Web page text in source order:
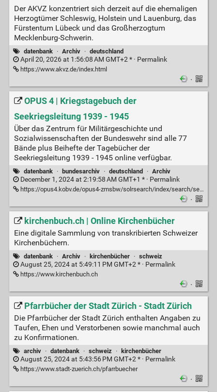
Der AKVZ konzentriert sich derzeit auf die ehemaligen
Herzogtümer Schleswig, Holstein und Lauenburg, das
Fürstentum Lübeck und das Großherzogtum
Mecklenburg-Schwerin.
datenbank · Archiv · deutschland
April 20, 2026 at 1:56:08 AM GMT+2 * · Permalink
https://www.akvz.de/index.html
·
OPUS 4 | Kriegstagebuch der
Seekriegsleitung 1939 - 1945
Über das Zentrum für Militärgeschichte und
Sozialwissenschaften der Bundeswehr sind alle 77
Bände plus Beihefte der Tagebücher der
Seekriegsleitung 1939 - 1945 online verfügbar.
datenbank · bundesarchiv · deutschland · Archiv
December 1, 2024 at 2:19:58 AM GMT+1 * · Permalink
https://opus4.kobv.de/opus4-zmsbw/solrsearch/index/search/searchtype/series/id/1/start/70/rows/10
·
kirchenbuch.ch | Online Kirchenbücher
Eine digitale Sammlung von transkribierten Schweizer
Kirchenbüchern.
datenbank · Archiv · kirchenbücher · schweiz
August 25, 2024 at 5:49:11 PM GMT+2 * · Permalink
https://www.kirchenbuch.ch
·
Pfarrbücher der Stadt Zürich - Stadt Zürich
Die Pfarrbücher der Stadt Zürich enthalten Angaben zu
Taufen, Ehen und Verstorbenen sowie manchmal auch
zu Konfirmationen.
archiv · datenbank · schweiz · kirchenbücher
August 25, 2024 at 5:43:56 PM GMT+2 * · Permalink
https://www.stadt-zuerich.ch/pfarrbuecher
·